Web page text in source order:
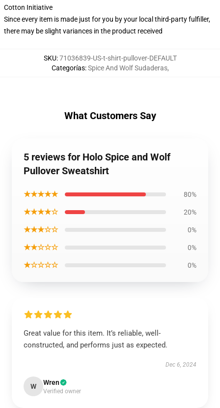
Cotton Initiative
Since every item is made just for you by your local third-party fulfiller,
there may be slight variances in the product received
SKU:71036839-US-t-shirt-pullover-DEFAULT
Categorías:Spice And Wolf Sudaderas,
What Customers Say
5 reviews for Holo Spice and Wolf
Pullover Sweatshirt
★★★★★ 80%
★★★★☆ 20%
★★★☆☆ 0%
★★☆☆☆ 0%
★☆☆☆☆ 0%
Great value for this item. It’s reliable, well-
constructed, and performs just as expected.
Dec 6, 2024
W Wren
Verified owner